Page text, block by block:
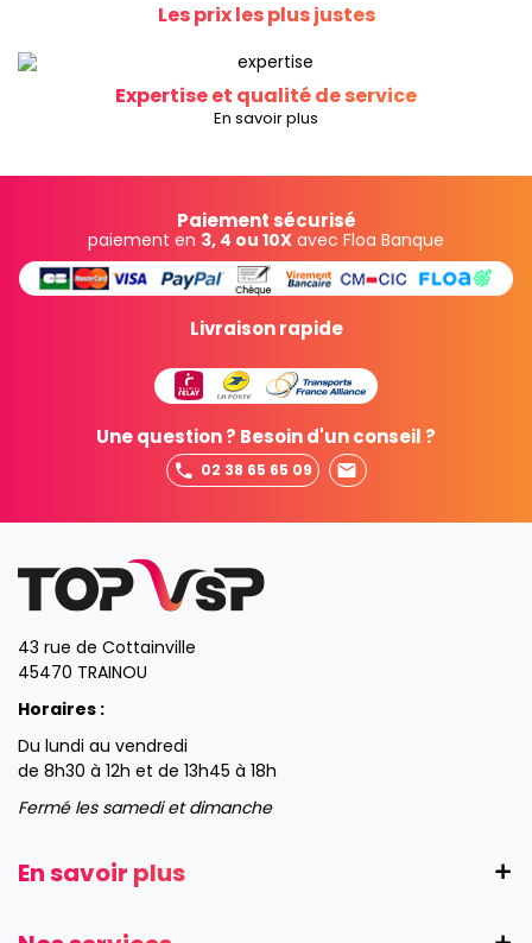
Les prix les plus justes
Expertise et qualité de service
En savoir plus
Paiement sécurisé
paiement en 3, 4 ou 10X avec Floa Banque
Livraison rapide
Une question ? Besoin d'un conseil ?
02 38 65 65 09
43 rue de Cottainville
45470 TRAINOU
Horaires :
Du lundi au vendredi
de 8h30 à 12h et de 13h45 à 18h
Fermé les samedi et dimanche
En savoir plus